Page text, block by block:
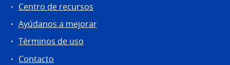
Centro de recursos
Ayúdanos a mejorar
Términos de uso
Contacto